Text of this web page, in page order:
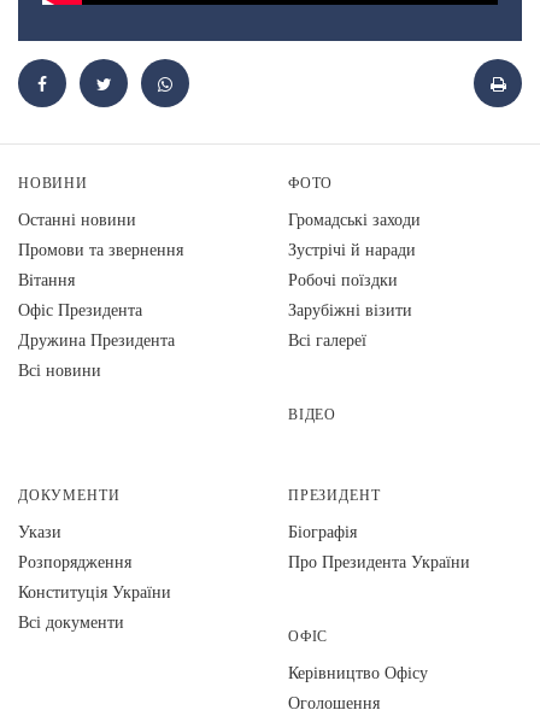
НОВИНИ
Останні новини
Промови та звернення
Вiтання
Офіс Президента
Дружина Президента
Всі новини
ФОТО
Громадські заходи
Зустрічі й наради
Робочі поїздки
Зарубіжні візити
Всі галереї
ВІДЕО
ДОКУМЕНТИ
Укази
Розпорядження
Конституція України
Всі документи
ПРЕЗИДЕНТ
Біографія
Про Президента України
ОФІС
Керівництво Офісу
Оголошення